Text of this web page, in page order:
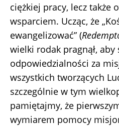
ciężkiej pracy, lecz także
wsparciem. Ucząc, że
ewangelizować” (
wielki rodak pragnął,
odpowiedzialności za
wszystkich tworzących
szczególnie w tym
pamiętajmy, że
wymiarem pomocy